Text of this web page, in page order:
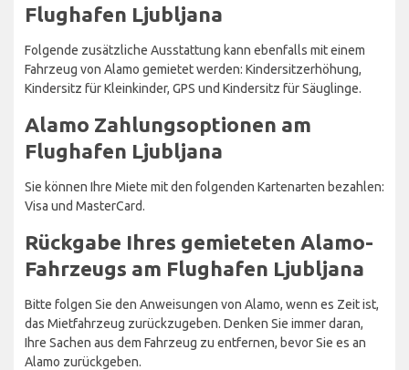
Flughafen Ljubljana
Folgende zusätzliche Ausstattung kann ebenfalls mit einem
Fahrzeug von Alamo gemietet werden: Kindersitzerhöhung,
Kindersitz für Kleinkinder, GPS und Kindersitz für Säuglinge.
Alamo Zahlungsoptionen am
Flughafen Ljubljana
Sie können Ihre Miete mit den folgenden Kartenarten bezahlen:
Visa und MasterCard.
Rückgabe Ihres gemieteten Alamo-
Fahrzeugs am Flughafen Ljubljana
Bitte folgen Sie den Anweisungen von Alamo, wenn es Zeit ist,
das Mietfahrzeug zurückzugeben. Denken Sie immer daran,
Ihre Sachen aus dem Fahrzeug zu entfernen, bevor Sie es an
Alamo zurückgeben.